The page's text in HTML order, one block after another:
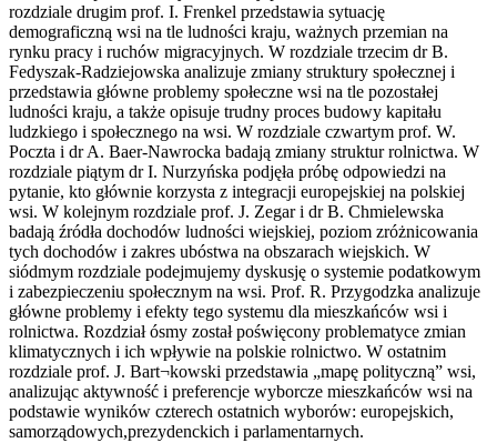
rozdziale drugim prof. I. Frenkel przedstawia sytuację
demograficzną wsi na tle ludności kraju, ważnych przemian na
rynku pracy i ruchów migracyjnych. W rozdziale trzecim dr B.
Fedyszak-Radziejowska analizuje zmiany struktury społecznej i
przedstawia główne problemy społeczne wsi na tle pozostałej
ludności kraju, a także opisuje trudny proces budowy kapitału
ludzkiego i społecznego na wsi. W rozdziale czwartym prof. W.
Poczta i dr A. Baer-Nawrocka badają zmiany struktur rolnictwa. W
rozdziale piątym dr I. Nurzyńska podjęła próbę odpowiedzi na
pytanie, kto głównie korzysta z integracji europejskiej na polskiej
wsi. W kolejnym rozdziale prof. J. Zegar i dr B. Chmielewska
badają źródła dochodów ludności wiejskiej, poziom zróżnicowania
tych dochodów i zakres ubóstwa na obszarach wiejskich. W
siódmym rozdziale podejmujemy dyskusję o systemie podatkowym
i zabezpieczeniu społecznym na wsi. Prof. R. Przygodzka analizuje
główne problemy i efekty tego systemu dla mieszkańców wsi i
rolnictwa. Rozdział ósmy został poświęcony problematyce zmian
klimatycznych i ich wpływie na polskie rolnictwo. W ostatnim
rozdziale prof. J. Bart¬kowski przedstawia „mapę polityczną” wsi,
analizując aktywność i preferencje wyborcze mieszkańców wsi na
podstawie wyników czterech ostatnich wyborów: europejskich,
samorządowych,prezydenckich i parlamentarnych.